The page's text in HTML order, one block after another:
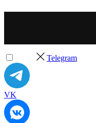
Telegram
VK